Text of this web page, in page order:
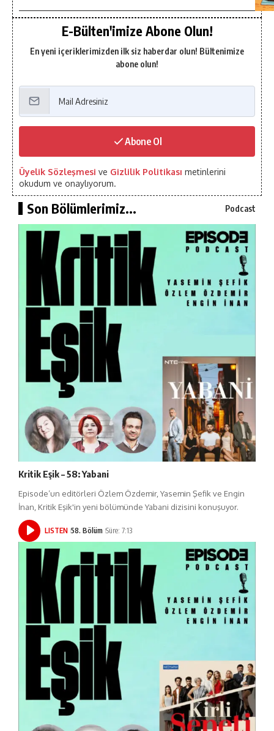
E-Bülten'imize Abone Olun!
En yeni içeriklerimizden ilk siz haberdar olun! Bültenimize
abone olun!
Abone Ol
Üyelik Sözleşmesi ve Gizlilik Politikası metinlerini
okudum ve onaylıyorum.
Son Bölümlerimiz... Podcast
Kritik Eşik – 58: Yabani
Episode’un editörleri Özlem Özdemir, Yasemin Şefik ve Engin
İnan, Kritik Eşik'in yeni bölümünde Yabani dizisini konuşuyor.
LISTEN 58. Bölüm Süre: 7:13